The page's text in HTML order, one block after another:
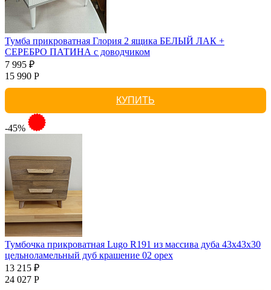
Тумба прикроватная Глория 2 ящика БЕЛЫЙ ЛАК +
СЕРЕБРО ПАТИНА с доводчиком
7 995 ₽
15 990 Р
КУПИТЬ
-45%
Тумбочка прикроватная Lugo R191 из массива дуба 43х43х30
цельноламельный дуб крашение 02 орех
13 215 ₽
24 027 Р